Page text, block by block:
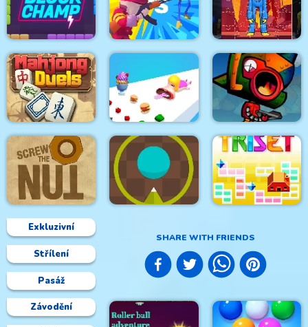
Exkluzivní
Střílení
Pasáž
Závodění
SHARE WITH FRIENDS
Into Space Rage Quit Racer
Hanger 2 HTML5
Censored
Block Champ
Huggy Army
Commander
Huggie Wuggie
Jigsaw
Mahjong Duels Mouth Shift 3D Steam Droid
Screw the Nut Green Prickle Triset.io